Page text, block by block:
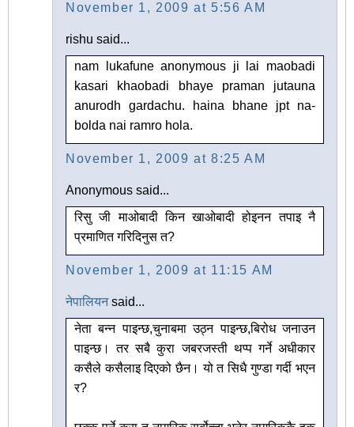
November 1, 2009 at 5:56 AM
rishu said...
nam lukafune anonymous ji lai maobadi
kasari khaobadi bhaye praman jutauna
anurodh gardachu. haina bhane jpt na-
bolda nai ramro hola.
November 1, 2009 at 8:25 AM
Anonymous said...
रिसु जी माओबादी किन खाओबादी होइनन तपाइ नै
प्रमाणित गरिदिनुस त?
November 1, 2009 at 11:15 AM
नेपालियनsaid...
नेता बन्न पाइन्छ,चुनाबमा उठ्न पाइन्छ,बिरोध जनाउन
पाइन्छ। तर सबै कुरा जबरजस्ती थप्प गर्ने अधीकार
कसैले कसैलाइ दिएको छैन। यो त सिधै गुण्डा गर्दी भएन
र?